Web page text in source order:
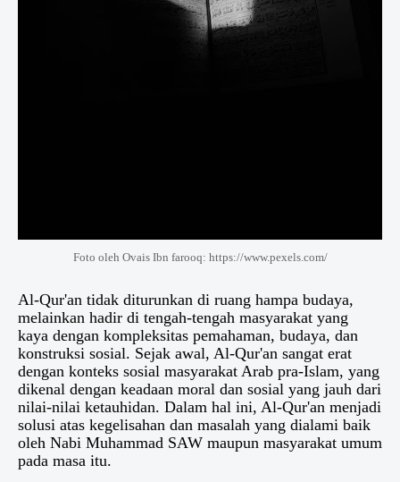
Foto oleh Ovais Ibn farooq: https://www.pexels.com/
Al-Qur'an tidak diturunkan di ruang hampa budaya,
melainkan hadir di tengah-tengah masyarakat yang
kaya dengan kompleksitas pemahaman, budaya, dan
konstruksi sosial. Sejak awal, Al-Qur'an sangat erat
dengan konteks sosial masyarakat Arab pra-Islam, yang
dikenal dengan keadaan moral dan sosial yang jauh dari
nilai-nilai ketauhidan. Dalam hal ini, Al-Qur'an menjadi
solusi atas kegelisahan dan masalah yang dialami baik
oleh Nabi Muhammad SAW maupun masyarakat umum
pada masa itu.